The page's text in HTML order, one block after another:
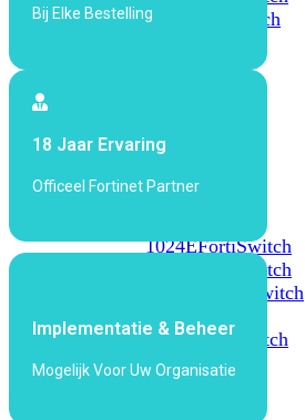
648F
FortiSwitch
1000
Series
1024EFortiSwitch
FortiSwitch
FortiSwitch
T1024F-
FPOEFortiSwitch
1048G
Bij Elke Bestelling
18 Jaar Ervaring
Officeel Fortinet Partner
Implementatie & Beheer
Mogelijk Voor Uw Organisatie